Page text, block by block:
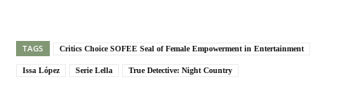
TAGS Critics Choice SOFEE Seal of Female Empowerment in Entertainment
Issa López Serie Lella True Detective: Night Country